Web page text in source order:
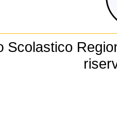
Scolastico